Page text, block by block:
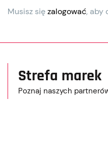
Musisz sięzalogować, aby
Strefa marek
Poznaj naszych